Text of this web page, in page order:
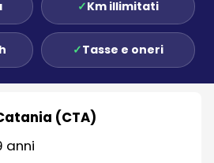
✓Km illimitati
✓Tasse e oneri
(CTA)
anni